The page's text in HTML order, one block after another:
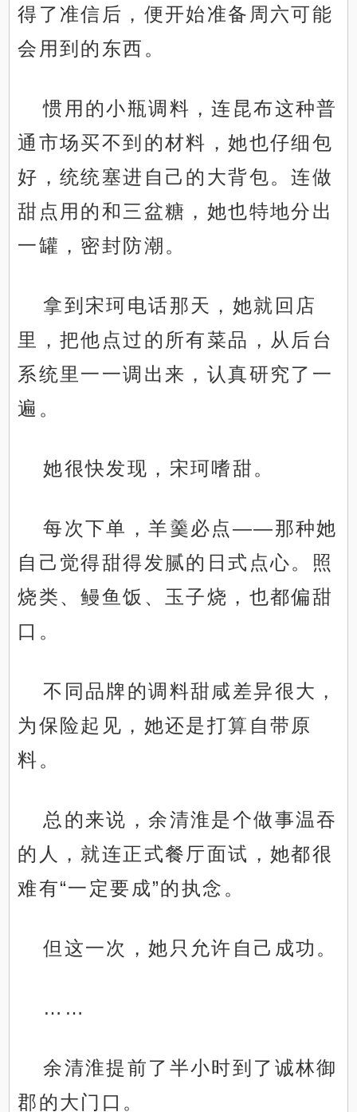
得了准信后，便开始准备周六可能
会用到的东西。
惯用的小瓶调料，连昆布这种普
通市场买不到的材料，她也仔细包
好，统统塞进自己的大背包。连做
甜点用的和三盆糖，她也特地分出
一罐，密封防潮。
拿到宋珂电话那天，她就回店
里，把他点过的所有菜品，从后台
系统里一一调出来，认真研究了一
遍。
她很快发现，宋珂嗜甜。
每次下单，羊羹必点——那种她
自己觉得甜得发腻的日式点心。照
烧类、鳗鱼饭、玉子烧，也都偏甜
口。
不同品牌的调料甜咸差异很大，
为保险起见，她还是打算自带原
料。
总的来说，余清淮是个做事温吞
的人，就连正式餐厅面试，她都很
难有“一定要成”的执念。
但这一次，她只允许自己成功。
……
余清淮提前了半小时到了诚林御
郡的大门口。